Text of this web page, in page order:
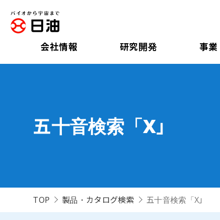
会社情報 研究開発 事業
五十音検索「X」
TOP 製品・カタログ検索 五十音検索「X」